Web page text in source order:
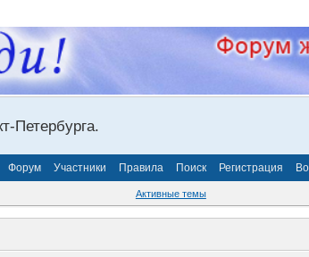
Петербурга.
Форум Участники Правила Поиск Регистрация
Активные темы